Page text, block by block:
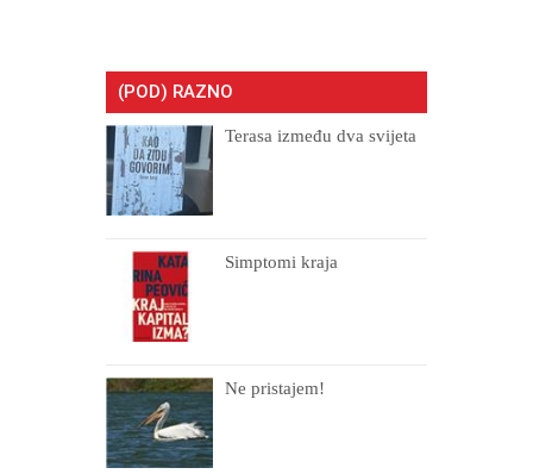
(POD) RAZNO
Terasa između dva svijeta
Simptomi kraja
Ne pristajem!